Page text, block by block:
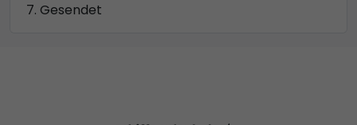
Gesendet